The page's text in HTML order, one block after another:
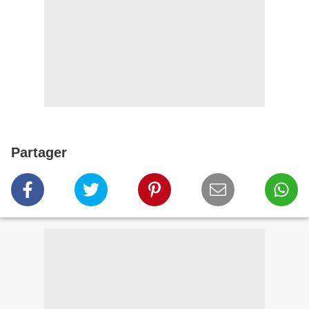
Partager